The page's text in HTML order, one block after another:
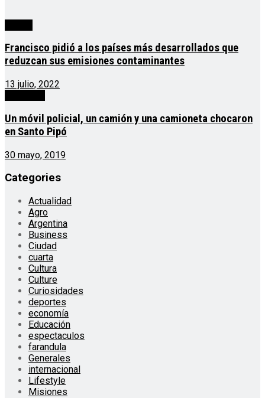
Francisco pidió a los países más desarrollados que
reduzcan sus emisiones contaminantes
13 julio, 2022
Un móvil policial, un camión y una camioneta chocaron
en Santo Pipó
30 mayo, 2019
Categories
Actualidad
Agro
Argentina
Business
Ciudad
cuarta
Cultura
Culture
Curiosidades
deportes
economía
Educación
espectaculos
farandula
Generales
internacional
Lifestyle
Misiones